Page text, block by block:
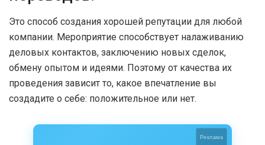
Это способ создания хорошей репутации для любой
компании. Мероприятие способствует налаживанию
деловых контактов, заключению новых сделок,
обмену опытом и идеями. Поэтому от качества их
проведения зависит то, какое впечатление вы
создадите о себе: положительное или нет.
Реклама